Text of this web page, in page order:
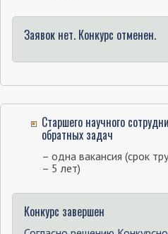
Заявок нет. Конкурс отменен.
Старшего научного
обратных задач
– одна вакансия (срок
– 5 лет)
Конкурс завершен